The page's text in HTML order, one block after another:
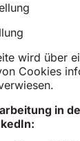
wird über
Cookies
in